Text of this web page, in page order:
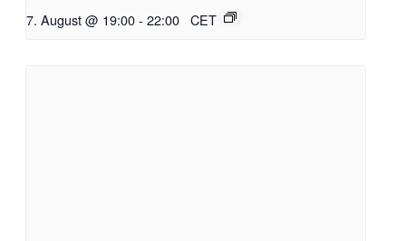
7. August @ 19:00- 22:00 CET